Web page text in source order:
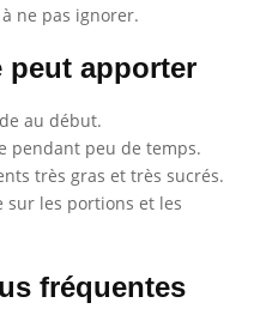
ne pas ignorer.
peut apporter
au début.
pendant peu de temps.
très gras et très sucrés.
sur les portions et les
fréquentes